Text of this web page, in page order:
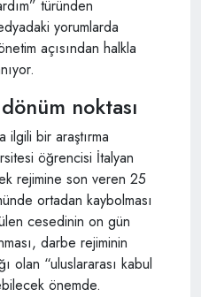
türünden
yorumlarda
açısından halkla
noktası
ilgili bir araştırma
öğrencisi İtalyan
rejimine son veren 25
ortadan kaybolması
cesedinin on gün
darbe rejiminin
olan “uluslararası kabul
önemde.